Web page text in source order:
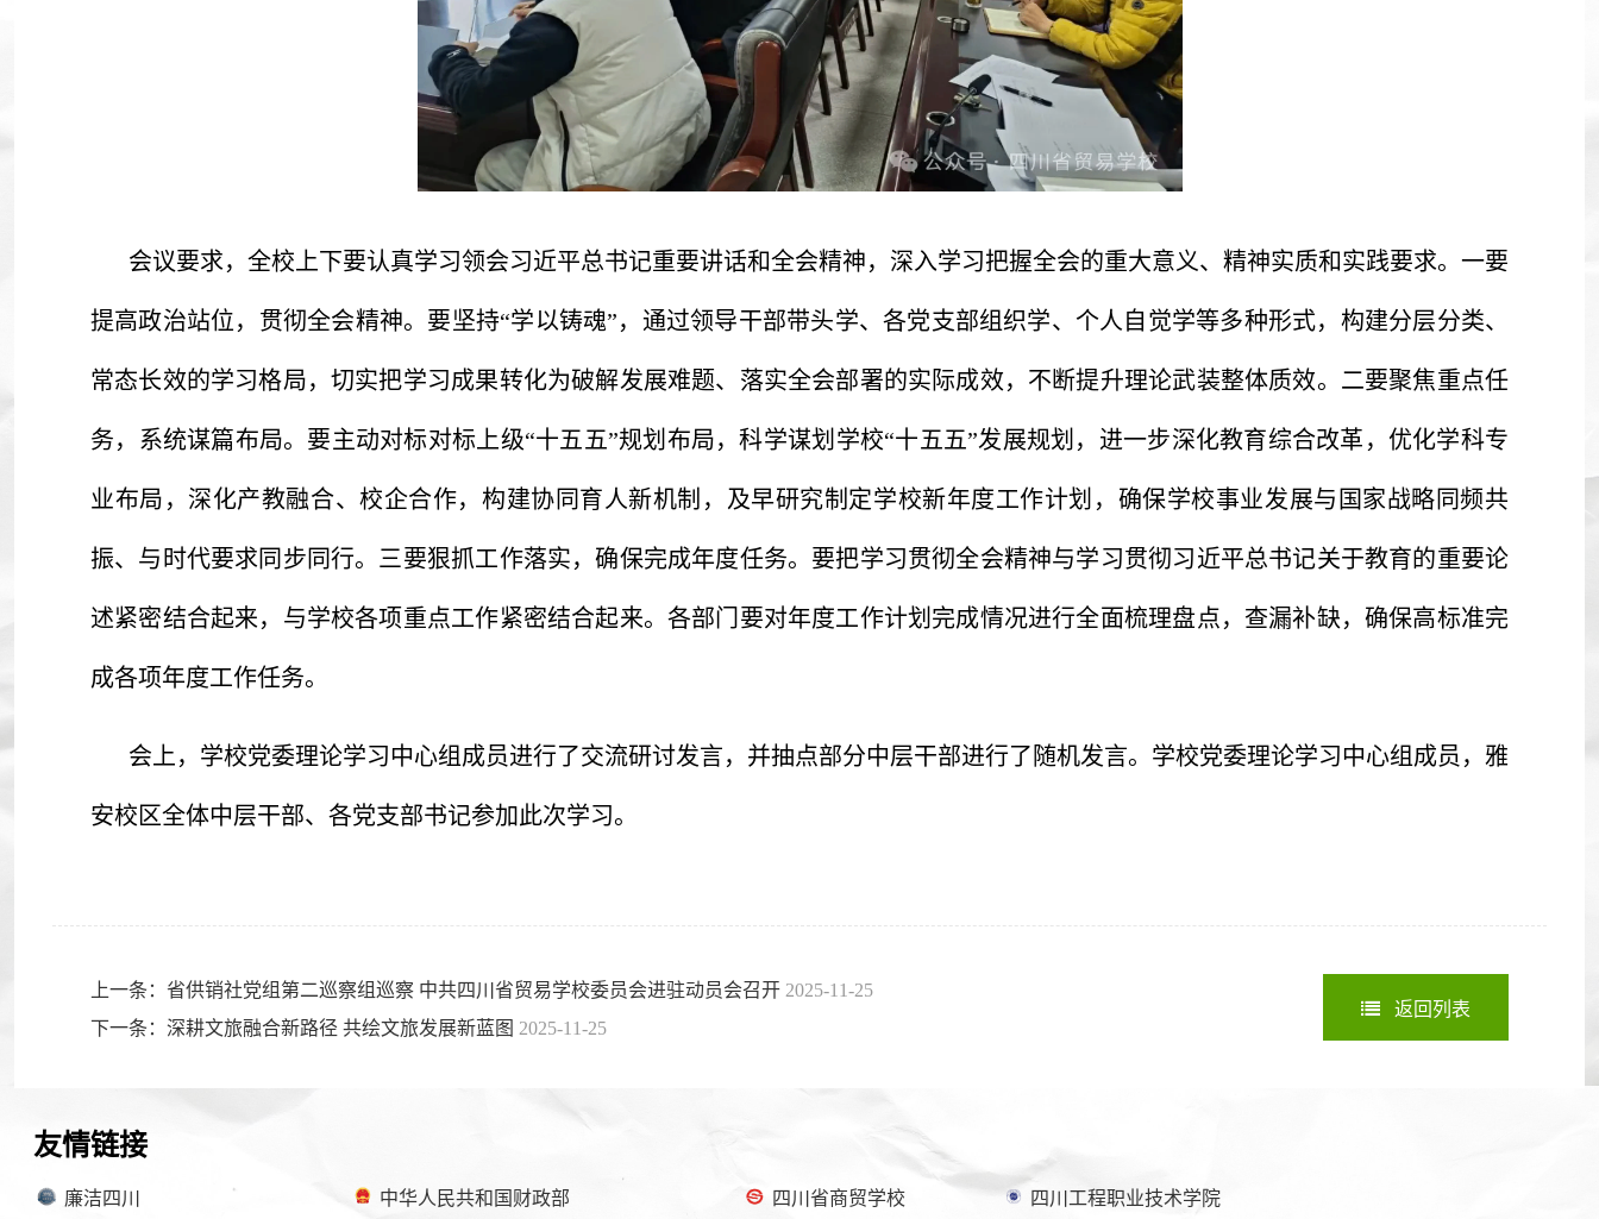
会议要求，全校上下要认真学习领会习近平总书记重要讲话和全会精神，深入学习把握全会的重大意义、精神实质和实践要求。一要
提高政治站位，贯彻全会精神。要坚持“学以铸魂”，通过领导干部带头学、各党支部组织学、个人自觉学等多种形式，构建分层分类、
常态长效的学习格局，切实把学习成果转化为破解发展难题、落实全会部署的实际成效，不断提升理论武装整体质效。二要聚焦重点任
务，系统谋篇布局。要主动对标对标上级“十五五”规划布局，科学谋划学校“十五五”发展规划，进一步深化教育综合改革，优化学科专
业布局，深化产教融合、校企合作，构建协同育人新机制，及早研究制定学校新年度工作计划，确保学校事业发展与国家战略同频共
振、与时代要求同步同行。三要狠抓工作落实，确保完成年度任务。要把学习贯彻全会精神与学习贯彻习近平总书记关于教育的重要论
述紧密结合起来，与学校各项重点工作紧密结合起来。各部门要对年度工作计划完成情况进行全面梳理盘点，查漏补缺，确保高标准完
成各项年度工作任务。
会上，学校党委理论学习中心组成员进行了交流研讨发言，并抽点部分中层干部进行了随机发言。学校党委理论学习中心组成员，雅
安校区全体中层干部、各党支部书记参加此次学习。
上一条：省供销社党组第二巡察组巡察 中共四川省贸易学校委员会进驻动员会召开 2025-11-25
下一条：深耕文旅融合新路径 共绘文旅发展新蓝图 2025-11-25
返回列表
友情链接
廉洁四川 中华人民共和国财政部 四川省商贸学校 四川工程职业技术学院